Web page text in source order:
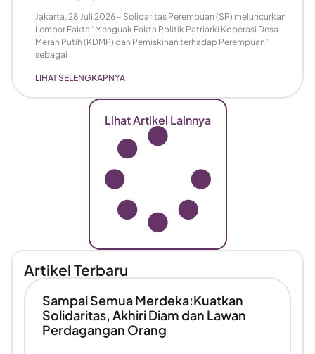
Jakarta, 28 Juli 2026 – Solidaritas Perempuan (SP) meluncurkan
Lembar Fakta “Menguak Fakta Politik Patriarki Koperasi Desa
Merah Putih (KDMP) dan Pemiskinan terhadap Perempuan”
sebagai
LIHAT SELENGKAPNYA
Lihat Artikel Lainnya
Artikel Terbaru
Sampai Semua Merdeka:Kuatkan
Solidaritas, Akhiri Diam dan Lawan
Perdagangan Orang